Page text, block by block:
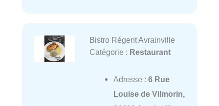
Bistro Régent Avrainville
Catégorie : Restaurant
Adresse : 6 Rue
Louise de Vilmorin,